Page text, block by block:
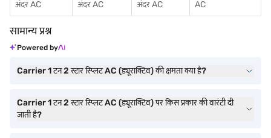
अंदर AC
अंदर AC
अंदर AC
AC
सामान्य प्रश्न
Powered by
Carrier 1 टन 2 स्टार स्प्लिट AC (ड्यूराक्टिव) की क्षमता क्या है?
Carrier 1 टन 2 स्टार स्प्लिट AC (ड्यूराक्टिव) पर किस प्रकार की वारंटी दी
जाती है?